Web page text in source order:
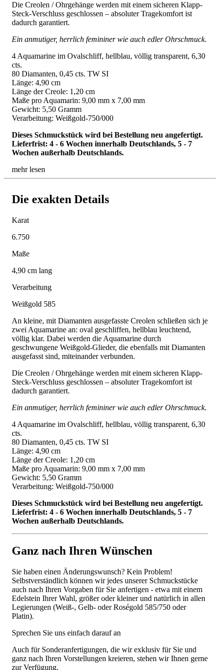
Die Creolen / Ohrgehänge werden mit einem sicheren Klapp-
Steck-Verschluss geschlossen – absoluter Tragekomfort ist
dadurch garantiert.
Ein anmutiger, herrlich femininer wie auch edler Ohrschmuck.
4 Aquamarine im Ovalschliff, hellblau, völlig transparent, 6,30
cts.
80 Diamanten, 0,45 cts. TW SI
Länge: 4,90 cm
Länge der Creole: 1,20 cm
Maße pro Aquamarin: 9,00 mm x 7,00 mm
Gewicht: 5,50 Gramm
Verarbeitung: Weißgold-750/000
Dieses Schmuckstück wird bei Bestellung neu angefertigt.
Lieferfrist: 4 - 6 Wochen innerhalb Deutschlands, 5 - 7
Wochen außerhalb Deutschlands.
mehr lesen
Die exakten Details
Karat
6.750
Maße
4,90 cm lang
Verarbeitung
Weißgold 585
An kleine, mit Diamanten ausgefasste Creolen schließen sich je
zwei Aquamarine an: oval geschliffen, hellblau leuchtend,
völlig klar. Dabei werden die Aquamarine durch
geschwungene Weißgold-Glieder, die ebenfalls mit Diamanten
ausgefasst sind, miteinander verbunden.
Die Creolen / Ohrgehänge werden mit einem sicheren Klapp-
Steck-Verschluss geschlossen – absoluter Tragekomfort ist
dadurch garantiert.
Ein anmutiger, herrlich femininer wie auch edler Ohrschmuck.
4 Aquamarine im Ovalschliff, hellblau, völlig transparent, 6,30
cts.
80 Diamanten, 0,45 cts. TW SI
Länge: 4,90 cm
Länge der Creole: 1,20 cm
Maße pro Aquamarin: 9,00 mm x 7,00 mm
Gewicht: 5,50 Gramm
Verarbeitung: Weißgold-750/000
Dieses Schmuckstück wird bei Bestellung neu angefertigt.
Lieferfrist: 4 - 6 Wochen innerhalb Deutschlands, 5 - 7
Wochen außerhalb Deutschlands.
Ganz nach Ihren Wünschen
Sie haben einen Änderungswunsch? Kein Problem!
Selbstverständlich können wir jedes unserer Schmuckstücke
auch nach Ihren Vorgaben für Sie anfertigen - etwa mit einem
Edelstein Ihrer Wahl, größer oder kleiner und natürlich in allen
Legierungen (Weiß-, Gelb- oder Roségold 585/750 oder
Platin).
Sprechen Sie uns einfach darauf an
Auch für Sonderanfertigungen, die wir exklusiv für Sie und
ganz nach Ihren Vorstellungen kreieren, stehen wir Ihnen gerne
zur Verfügung.